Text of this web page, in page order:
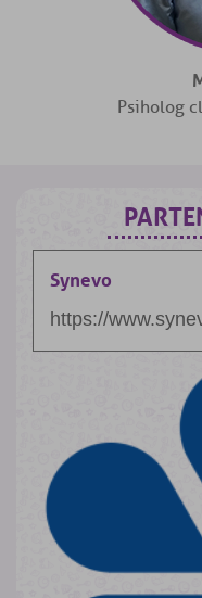
Psiholog
Synevo
https://